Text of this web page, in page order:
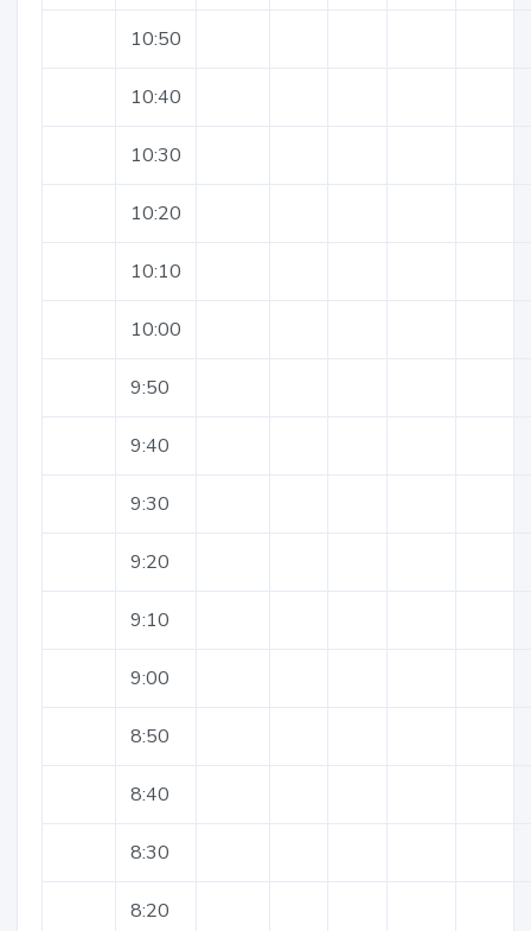
10:50
10:40
10:30
10:20
10:10
10:00
9:50
9:40
9:30
9:20
9:10
9:00
8:50
8:40
8:30
8:20